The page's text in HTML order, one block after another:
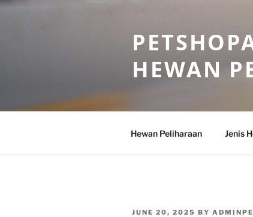
Skip
HEWAN
Hewan Peliharaan Jenis
POSTED
JUNE 20, 2025 BY